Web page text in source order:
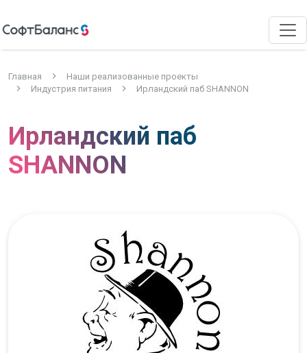
Главная
Наши реализованные проекты
Индустрия питания
Ирландский паб SHANNON
Ирландский паб
SHANNON